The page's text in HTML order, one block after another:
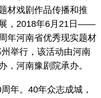
材戏剧作品传播和推
，2018年6月21日——
年河南省优秀现实题材
举行，该活动由河南
，河南豫剧院承办。
。40年众志成城，